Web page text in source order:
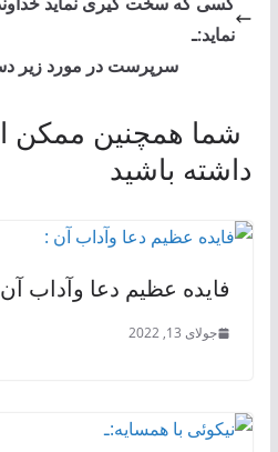
نماید:ـ
سرپرست در مورد زیر
شما همچنین
داشته باشید
فایده عظیم دعا وآداب
جولای 13, 2022